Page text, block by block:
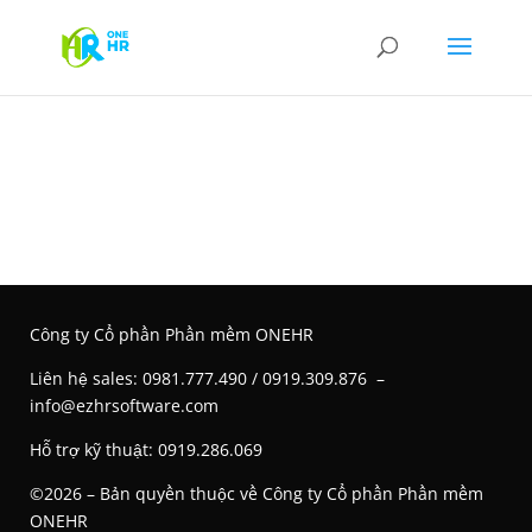
Công ty Cổ phần Phần mềm ONEHR
Liên hệ sales: 0981.777.490 / 0919.309.876 –
info@ezhrsoftware.com
Hỗ trợ kỹ thuật: 0919.286.069
©2026 – Bản quyền thuộc về Công ty Cổ phần Phần mềm
ONEHR